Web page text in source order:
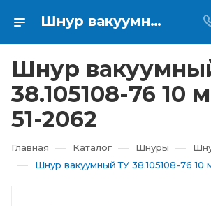
Шнур вакуумный ТУ 38.105108-76 10 мм см. 51-2062 купить в Екатеринбурге ⇨ RTI-KUPI
Шнур
38.105108-76 10
51-2062
Главная — Каталог — Шнуры —
— Шнур вакуумный ТУ 38.105108-76 10